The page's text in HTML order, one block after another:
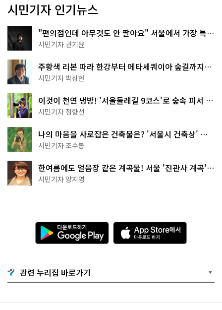
시민기자 인기뉴스
"편의점인데 아무것도 안 팔아요" 서울에서 가장 특별
한 편의점의 정체
시민기자 권기윤
주황색 리본 따라 한강부터 메타세쿼이아 숲길까지…
서울둘레길 15코스
시민기자 박상현
이것이 천연 냉방! '서울둘레길 9코스'로 숲속 피서 떠
나볼까
시민기자 정향선
나의 마음을 사로잡은 건축물은? '서울시 건축상' 수
상작 공개!
시민기자 조수봉
한여름에도 얼음장 같은 계곡물! 서울 '진관사 계곡'이
천국이네~
시민기자 양지영
다
운
로
기
G
o
g
A
p
p
e
서
관련 누리집 바로가기